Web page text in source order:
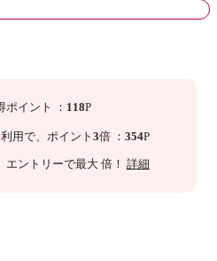
ポイント ： 118P
用で、 ポイント 3倍 ： 354P
エントリーで最大 倍！ 詳細